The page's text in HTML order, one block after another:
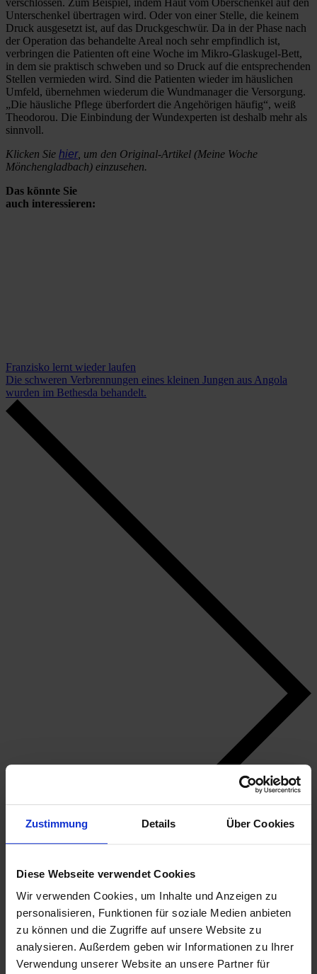
Zustimmung Details Über Cookies
Diese Webseite verwendet Cookies
Wir verwenden Cookies, um Inhalte und Anzeigen zu
personalisieren, Funktionen für soziale Medien anbieten
zu können und die Zugriffe auf unsere Website zu
analysieren. Außerdem geben wir Informationen zu Ihrer
Verwendung unserer Website an unsere Partner für
verschlossen. Zum Beispiel, indem Haut vom Oberschenkel auf den
Unterschenkel übertragen wird. Oder von einer Stelle, die keinem
Druck ausgesetzt ist, auf das Druckgeschwür. Da in der Phase nach
der Operation das behandelte Areal noch sehr empfindlich ist,
verbringen die Patienten oft eine Woche im Mikro-Glaskugel-Bett,
in dem sie praktisch schweben und so Druck auf die entsprechenden
Stellen vermieden wird. Sind die Patienten wieder im häuslichen
Umfeld, übernehmen wiederum die Wundmanager die Versorgung.
„Die häusliche Pflege überfordert die Angehörigen häufig“, weiß
Theodorou. Die Einbindung der Wundexperten ist deshalb mehr als
sinnvoll.
Klicken Sie hier, um den Original-Artikel (Meine Woche
Mönchengladbach) einzusehen.
Das könnte Sie
auch interessieren:
Franzisko lernt wieder laufen
Die schweren Verbrennungen eines kleinen Jungen aus Angola
wurden im Bethesda behandelt.